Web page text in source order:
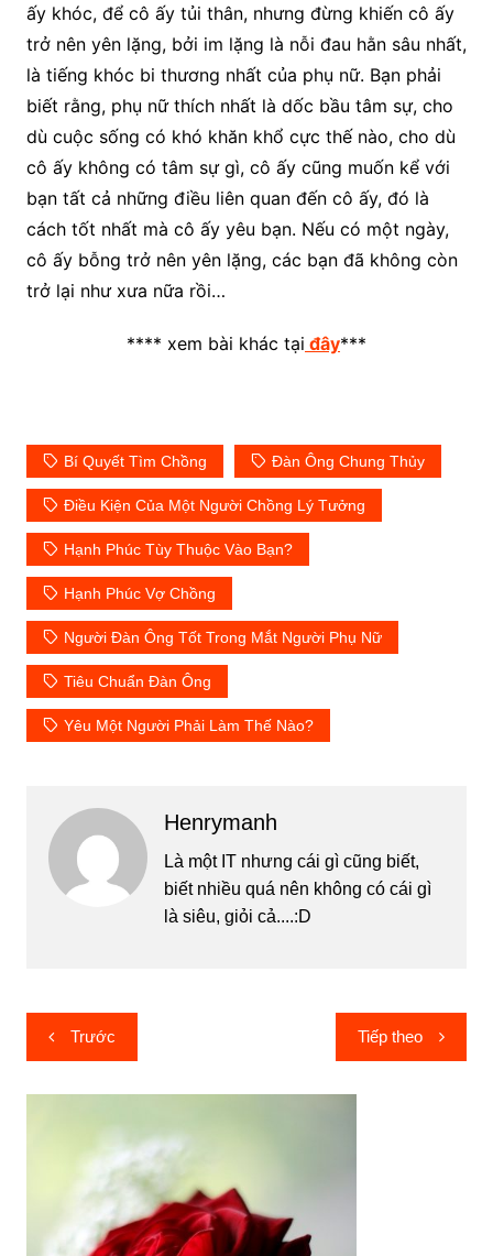
ấy khóc, để cô ấy tủi thân, nhưng đừng khiến cô ấy
trở nên yên lặng, bởi im lặng là nỗi đau hằn sâu nhất,
là tiếng khóc bi thương nhất của phụ nữ. Bạn phải
biết rằng, phụ nữ thích nhất là dốc bầu tâm sự, cho
dù cuộc sống có khó khăn khổ cực thế nào, cho dù
cô ấy không có tâm sự gì, cô ấy cũng muốn kể với
bạn tất cả những điều liên quan đến cô ấy, đó là
cách tốt nhất mà cô ấy yêu bạn. Nếu có một ngày,
cô ấy bỗng trở nên yên lặng, các bạn đã không còn
trở lại như xưa nữa rồi…
**** xem bài khác tại đây***
Bí Quyết Tìm Chồng Đàn Ông Chung Thủy
Điều Kiện Của Một Người Chồng Lý Tưởng
Hạnh Phúc Tùy Thuộc Vào Bạn?
Hạnh Phúc Vợ Chồng
Người Đàn Ông Tốt Trong Mắt Người Phụ Nữ
Tiêu Chuẩn Đàn Ông
Yêu Một Người Phải Làm Thế Nào?
Henrymanh
Là một IT nhưng cái gì cũng biết,
biết nhiều quá nên không có cái gì
là siêu, giỏi cả....:D
Điều
hướng
bài
Trước Tiếp theo